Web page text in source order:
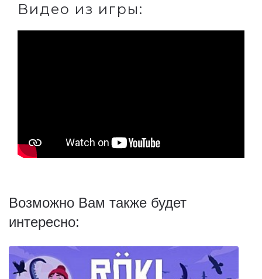
Видео из игры:
Возможно Вам также будет
интересно: